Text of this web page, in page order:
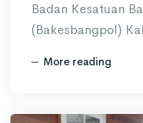
Badan Kesatuan
(Bakesbangpol)
More reading